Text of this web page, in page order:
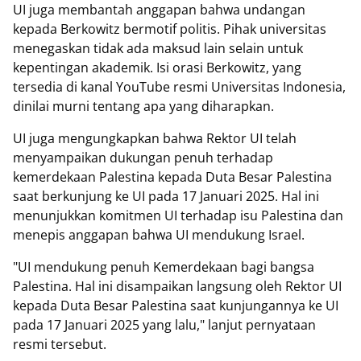
UI juga membantah anggapan bahwa undangan
kepada Berkowitz bermotif politis. Pihak universitas
menegaskan tidak ada maksud lain selain untuk
kepentingan akademik. Isi orasi Berkowitz, yang
tersedia di kanal YouTube resmi Universitas Indonesia,
dinilai murni tentang apa yang diharapkan.
UI juga mengungkapkan bahwa Rektor UI telah
menyampaikan dukungan penuh terhadap
kemerdekaan Palestina kepada Duta Besar Palestina
saat berkunjung ke UI pada 17 Januari 2025. Hal ini
menunjukkan komitmen UI terhadap isu Palestina dan
menepis anggapan bahwa UI mendukung Israel.
"UI mendukung penuh Kemerdekaan bagi bangsa
Palestina. Hal ini disampaikan langsung oleh Rektor UI
kepada Duta Besar Palestina saat kunjungannya ke UI
pada 17 Januari 2025 yang lalu," lanjut pernyataan
resmi tersebut.